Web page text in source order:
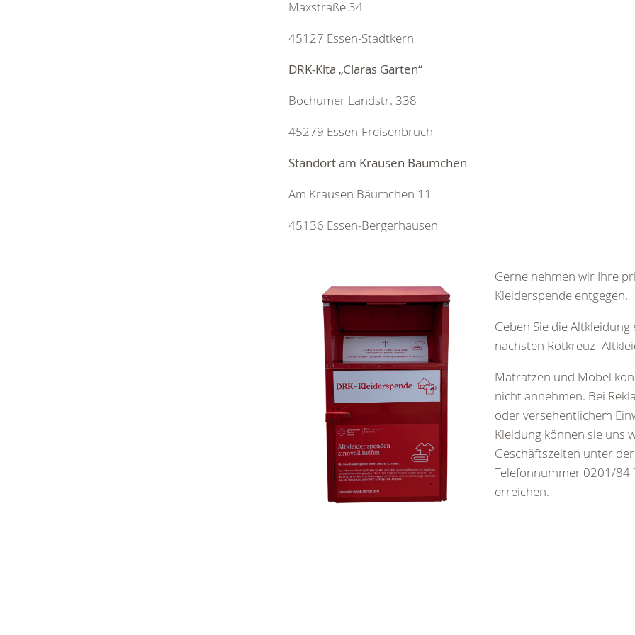
Maxstraße 34
45127 Essen-Stadtkern
DRK-Kita „Claras Garten“
Bochumer Landstr. 338
45279 Essen-Freisenbruch
Standort am Krausen Bäumchen
Am Krausen Bäumchen 11
45136 Essen-Bergerhausen
Gerne nehmen wir Ihre
Kleiderspende entgegen.
Geben Sie die
nächsten
Matratzen und Möbel
nicht annehmen. Bei
oder versehentlichem
Kleidung können sie uns
Geschäftszeiten unter der
Telefonnummer 0201/84
erreichen.